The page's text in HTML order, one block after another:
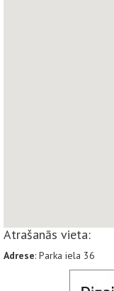
Atrašanās vieta:
Adrese: Parka iela 36